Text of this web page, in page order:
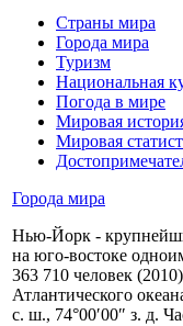
Страны мира
Города мира
Туризм
Национальная
Погода в мире
Мировая
Мировая
Города мира
Нью-Йорк -
на юго-востоке
363 710 человек
Атлантического
с. ш., 74°00′00″ з. д.